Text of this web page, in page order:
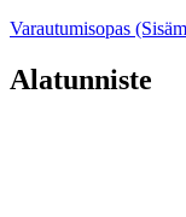
Varautumisopas
Alatunniste